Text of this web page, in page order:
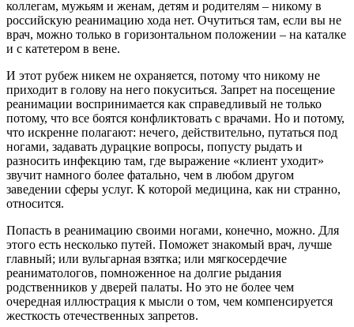
коллегам, мужьям и женам, детям и родителям – никому в
российскую реанимацию хода нет. Очутиться там, если вы не
врач, можно только в горизонтальном положении – на каталке
и с катетером в вене.
И этот рубеж никем не охраняется, потому что никому не
приходит в голову на него покуситься. Запрет на посещение
реанимации воспринимается как справедливый не только
потому, что все боятся конфликтовать с врачами. Но и потому,
что искренне полагают: нечего, действительно, путаться под
ногами, задавать дурацкие вопросы, попусту рыдать и
разносить инфекцию там, где выражение «клиент уходит»
звучит намного более фатально, чем в любом другом
заведении сферы услуг. К которой медицина, как ни странно,
относится.
Попасть в реанимацию своими ногами, конечно, можно. Для
этого есть несколько путей. Поможет знакомый врач, лучше
главный; или вульгарная взятка; или мягкосердечие
реаниматологов, помноженное на долгие рыдания
родственников у дверей палаты. Но это не более чем
очередная иллюстрация к мысли о том, чем компенсируется
жесткость отечественных запретов.